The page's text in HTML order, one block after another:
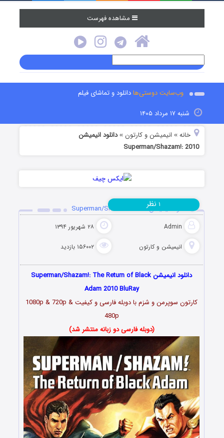
مشاهده فهرست
وب‌سایت دوستی‌هادانلود و تماشای فیلم
شنبه ۱۷ مرداد ۱۴۰۵
خانه » انیمیشن و کارتون »دانلود انیمیشن
Superman/Shazam!: 2010
دانلود انیمیشن Superman/Shazam!: 2010
Admin ۲۸ شهریور ۱۳۹۴
انیمیشن و کارتون ۱۵۶۰۰۲ بازدید
۱ نظر
دانلود انیمیشن Superman/Shazam!: The Return of Black
Adam 2010 BluRay
کارتون سوپرمن و شزم با دوبله فارسی و کیفیت 1080p & 720p &
480p
(دوبله فارسی دو زبانه منتشر شد)